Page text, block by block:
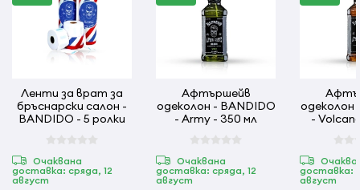
Ленти за врат за
бръснарски салон -
BANDIDO - 5 ролки
Очаквана
доставка: сряда, 12
август
Афтършейв
одеколон - BANDIDO
- Army - 350 мл
Очаквана
доставка: сряда, 12
август
одеколон
-
доставка:
август